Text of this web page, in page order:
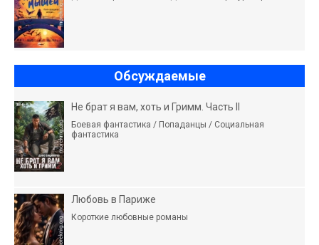
Обсуждаемые
Не брат я вам, хоть и Гримм. Часть II
Боевая фантастика / Попаданцы / Социальная
фантастика
Любовь в Париже
Короткие любовные романы